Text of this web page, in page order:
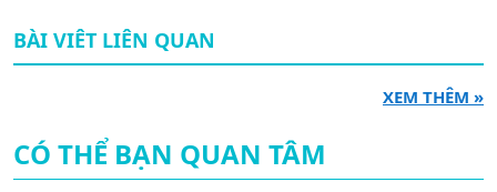
BÀI VIÊT LIÊN QUAN
XEM THÊM »
CÓ THỂ BẠN QUAN TÂM